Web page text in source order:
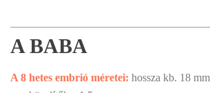
A BABA
A 8 hetes embrió méretei: hossza kb. 18